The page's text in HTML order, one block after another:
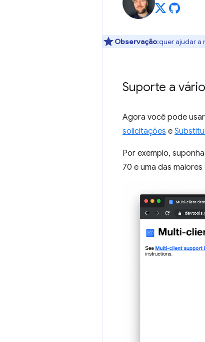
Observação:quer ajudar a
Suporte a
Agora você pode
solicitações e
Por exemplo,
70 e uma das